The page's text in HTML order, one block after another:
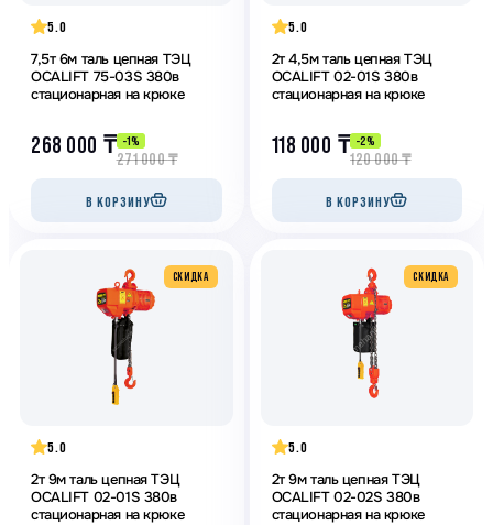
5.0
7,5т 6м таль цепная ТЭЦ
OCALIFT 75-03S 380в
стационарная на крюке
268 000 ₸ -1%
271 000₸
В КОРЗИНУ
5.0
2т 4,5м таль цепная ТЭЦ
OCALIFT 02-01S 380в
стационарная на крюке
118 000 ₸ -2%
120 000₸
В КОРЗИНУ
CКИДКА
5.0
2т 9м таль цепная ТЭЦ
OCALIFT 02-01S 380в
стационарная на крюке
CКИДКА
5.0
2т 9м таль цепная ТЭЦ
OCALIFT 02-02S 380в
стационарная на крюке